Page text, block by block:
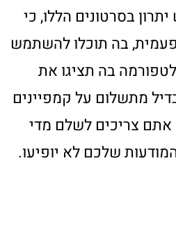
בסרטונים הללו, כי
בה תוכלו להשתמש
בה תציגו את
מתשלום על קמפיינים
אתם צריכים לשלם מדי
שלכם לא יופיעו.